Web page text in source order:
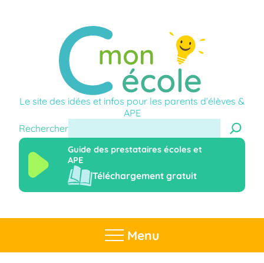
Le site des idées et infos pour les parents d’élèves &
APE
Rechercher
Guide des prestataires écoles et
APE
Téléchargement gratuit
Menu